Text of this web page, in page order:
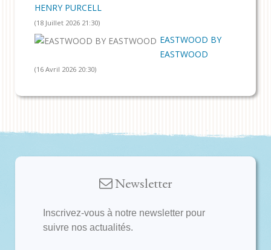
HENRY PURCELL
(18 Juillet 2026 21:30)
EASTWOOD BY
EASTWOOD
(16 Avril 2026 20:30)
Newsletter
Inscrivez-vous à notre newsletter pour
suivre nos actualités.